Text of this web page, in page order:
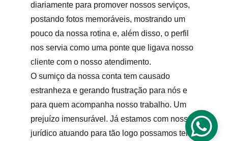
diariamente para promover nossos serviços,
postando fotos memoráveis, mostrando um
pouco da nossa rotina e, além disso, o perfil
nos servia como uma ponte que ligava nosso
cliente com o nosso atendimento.
O sumiço da nossa conta tem causado
estranheza e gerando frustração para nós e
para quem acompanha nosso trabalho. Um
prejuízo imensurável. Já estamos com nosso
jurídico atuando para tão logo possamos ter